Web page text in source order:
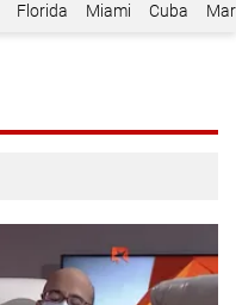
Florida Miami Cuba